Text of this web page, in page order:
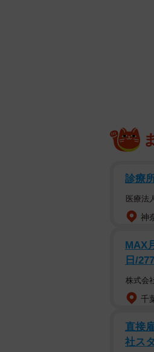
診療
医療法
神
MAX
日/
株式会
千
直接
社ス